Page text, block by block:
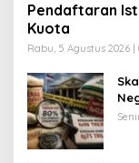
Pendaftaran
Kuota
Rabu, 5 Agustus 2026 |